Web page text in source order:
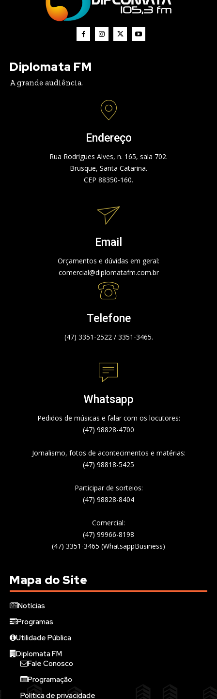
Diplomata FM
A grande audiência.
Endereço
Rua Rodrigues Alves, n. 165, sala 702.
Brusque, Santa Catarina.
CEP 88350-160.
Email
Orçamentos e dúvidas em geral:
comercial@diplomatafm.com.br
Telefone
(47) 3351-2522 / 3351-3465.
Whatsapp
Pedidos de músicas e falar com os locutores:
(47) 98828-4700
Jornalismo, fotos de acontecimentos e matérias:
(47) 98818-5425
Participar de sorteios:
(47) 98828-8404
Comercial:
(47) 99966-8198
(47) 3351-3465 (WhatsappBusiness)
Mapa do Site
Notícias
Programas
Utilidade Pública
Diplomata FM
Fale Conosco
Programação
Política de privacidade